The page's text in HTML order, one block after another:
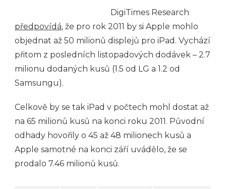
DigiTimes Research
předpovídá, že pro rok 2011 by si Apple mohlo
objednat až 50 milionů displejů pro iPad. Vychází
přitom z posledních listopadových dodávek – 2.7
milionu dodaných kusů (1.5 od LG a 1.2 od
Samsungu).
Celkově by se tak iPad v počtech mohl dostat až
na 65 milionů kusů na konci roku 2011. Původní
odhady hovořily o 45 až 48 milionech kusů a
Apple samotné na konci září uvádělo, že se
prodalo 7.46 milionů kusů.